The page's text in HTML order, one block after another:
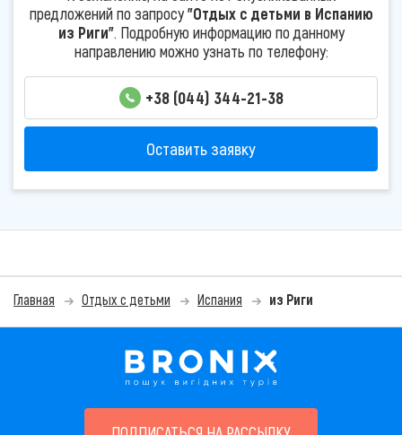
предложений по запросу"Отдых с детьми в Испанию
из Риги". Подробную информацию по данному
направлению можно узнать по телефону:
+38 (044) 344-21-38
Оставить заявку
Главная Отдых с детьми Испания из Риги